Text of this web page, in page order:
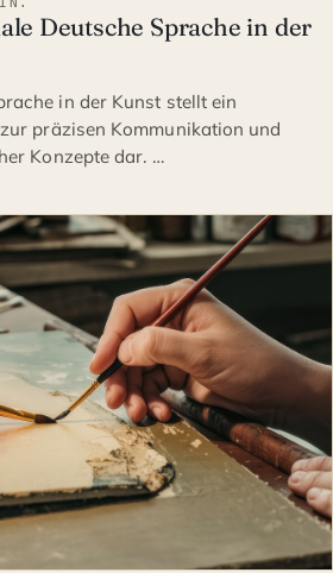
Deutsche Sprache in der
in der Kunst stellt ein
präzisen Kommunikation und
Konzepte dar. …